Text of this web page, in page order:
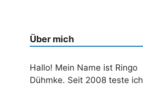
Über mich
Hallo! Mein Name ist Ringo
Dühmke. Seit 2008 teste ich